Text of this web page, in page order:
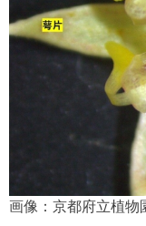
画像：京都府立植物